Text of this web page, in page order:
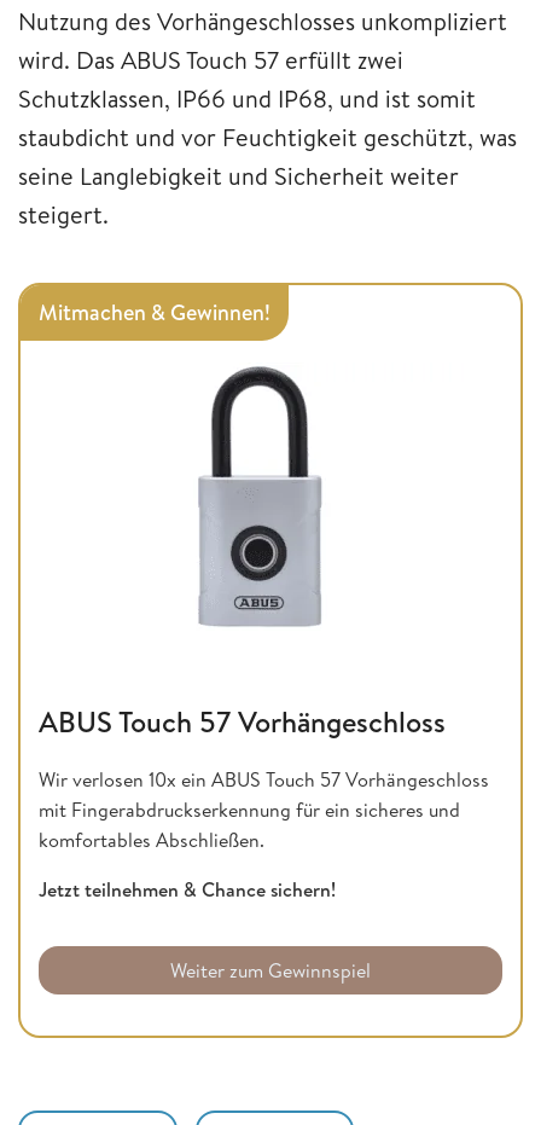
Nutzung des Vorhängeschlosses unkompliziert
wird. Das ABUS Touch 57 erfüllt zwei
Schutzklassen, IP66 und IP68, und ist somit
staubdicht und vor Feuchtigkeit geschützt, was
seine Langlebigkeit und Sicherheit weiter
steigert.
Mitmachen & Gewinnen!
ABUS Touch 57 Vorhängeschloss
Wir verlosen 10x ein ABUS Touch 57 Vorhängeschloss
mit Fingerabdruckserkennung für ein sicheres und
komfortables Abschließen.
Jetzt teilnehmen & Chance sichern!
Weiter zum Gewinnspiel